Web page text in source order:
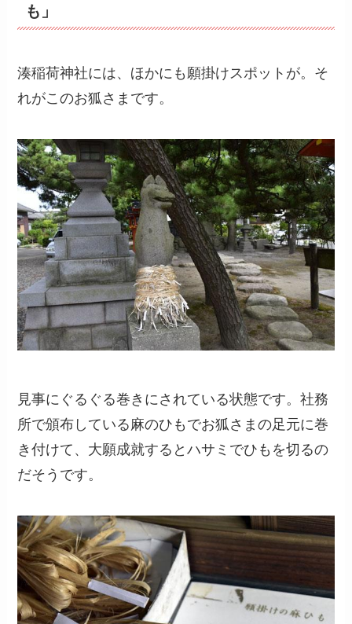
も」
湊稲荷神社には、ほかにも願掛けスポットが。そ
れがこのお狐さまです。
見事にぐるぐる巻きにされている状態です。社務
所で頒布している麻のひもでお狐さまの足元に巻
き付けて、大願成就するとハサミでひもを切るの
だそうです。